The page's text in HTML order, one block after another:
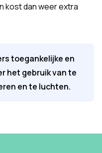
kost dan weer extra
toegankelijke en
het gebruik van te
en te luchten.